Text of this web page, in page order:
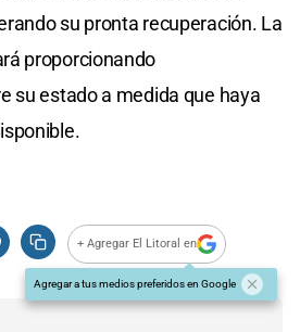
su pronta recuperación. La
proporcionando
su estado a medida que haya
+ Agregar El Litoral en
Agregar a tus medios preferidos en Google